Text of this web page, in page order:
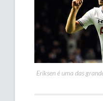
Eriksen é uma das